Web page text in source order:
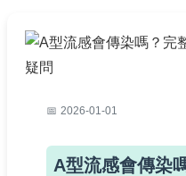
2026-01-01
A型流感會傳染